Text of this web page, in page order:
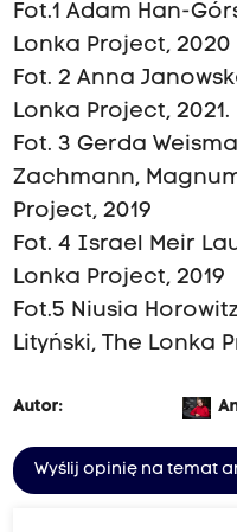
Fot.1 Adam Han-
Lonka Project, 2020
Fot. 2 Anna
Lonka Project, 2021.
Fot. 3 Gerda
Zachmann,
Project, 2019
Fot. 4 Israel Meir
Lonka Project, 2019
Fot.5 Niusia
Lityński, The Lonka
Autor:
Wyślij opinię na temat